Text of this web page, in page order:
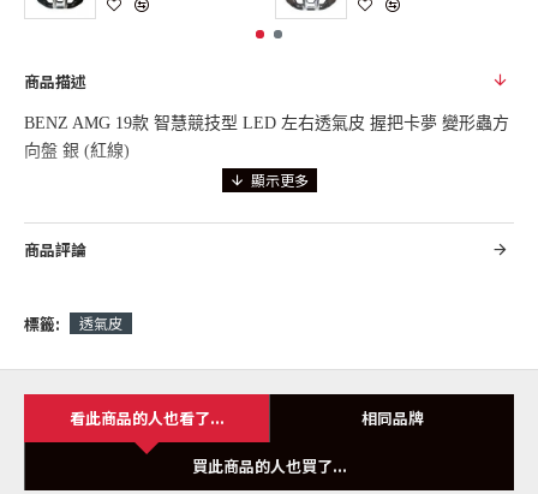
商品描述
BENZ AMG 19款 智慧競技型 LED 左右透氣皮 握把卡夢 變形蟲方
向盤 銀 (紅線)
禾城車業服務電話：0229009189
本店有刷卡、分期服務
各式廠牌規格可參閱
商品評論
標籤: 透氣皮
看此商品的人也看了... 相同品牌
買此商品的人也買了...